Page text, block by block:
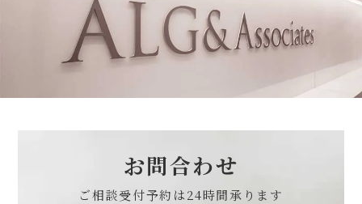
お問合わせ
ご相談受付予約は24時間承ります